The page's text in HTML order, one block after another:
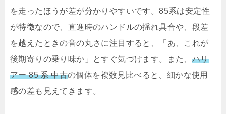
を走ったほうが差が分かりやすいです。85系は安定性
が特徴なので、直進時のハンドルの揺れ具合や、段差
を越えたときの音の丸さに注目すると、「あ、これが
後期寄りの乗り味か」とすぐ気づけます。また、 ハリ
アー 85 系 中古の個体を複数見比べると、細かな使用
感の差も見えてきます。